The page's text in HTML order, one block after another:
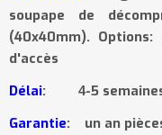
soupape de
(40x40mm).
d'accès
Délai: 4-5
Garantie:
un an